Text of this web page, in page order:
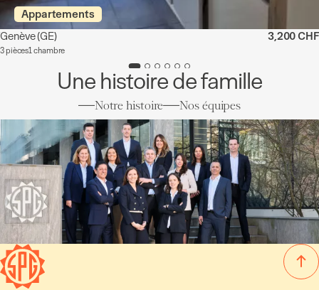
Appartements
Genève(GE)
3 pièces1 chambre
3,200 CHF
Une histoire de famille
Notre histoire Nos équipes